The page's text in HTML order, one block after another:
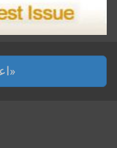
اعداد خاصة «ملاحق»